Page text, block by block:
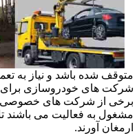
متوقف شده باشد و نیاز به
شرکت های خودروسازی برای
برخی از شرکت های خصوصی
مشغول به فعالیت می باشند
ارمغان آورند.